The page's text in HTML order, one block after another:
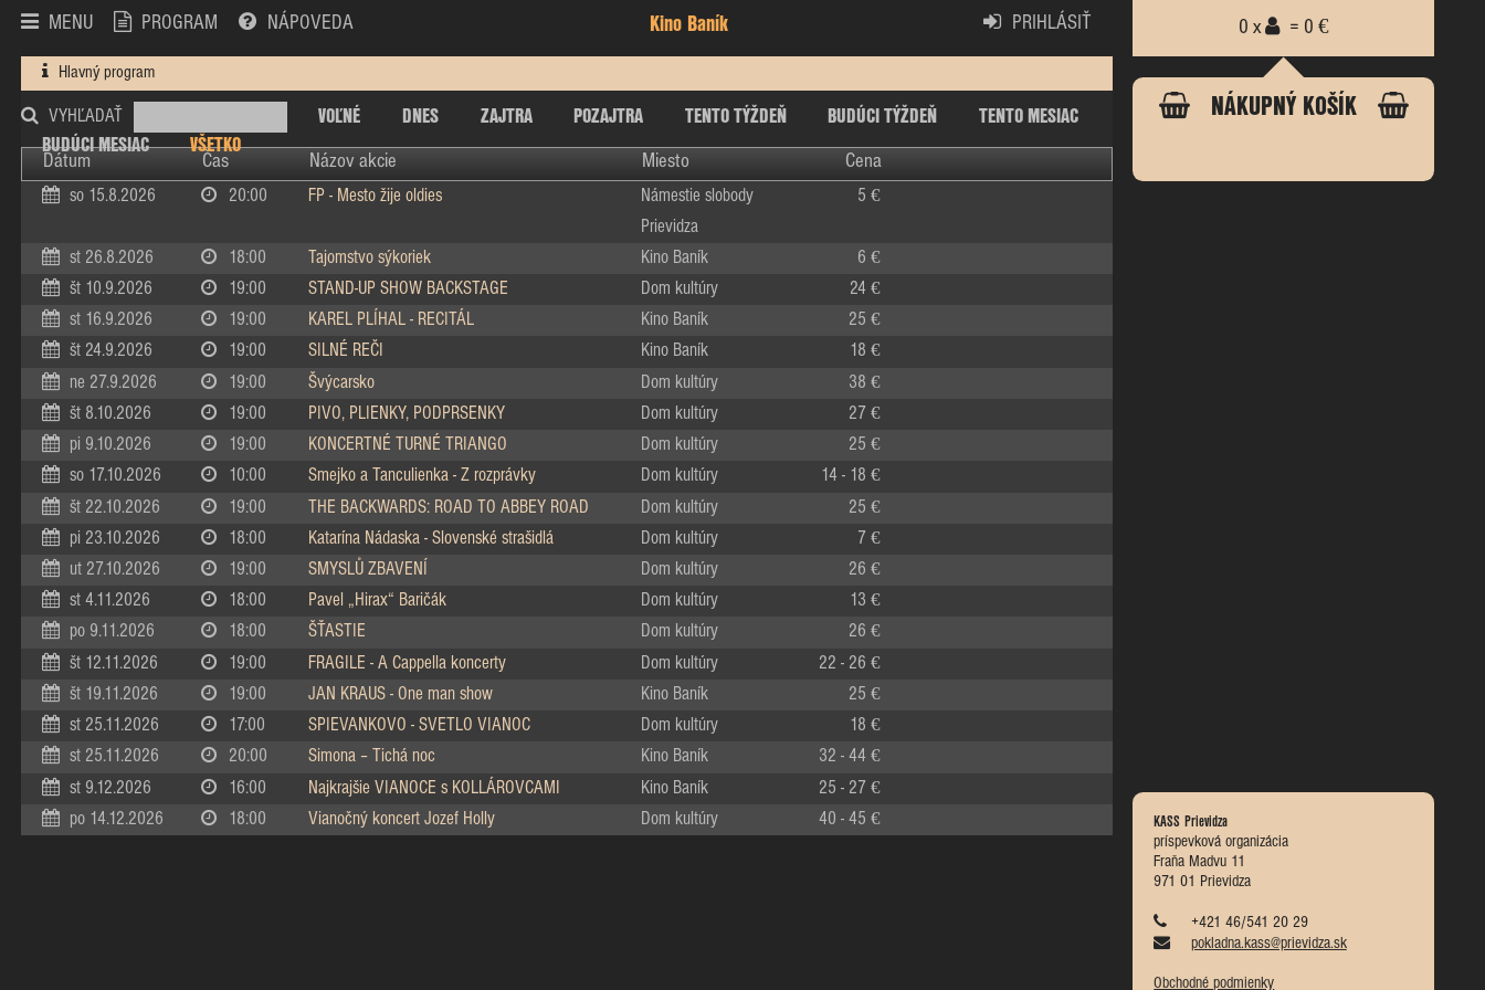
MENU PROGRAM NÁPOVEDA Kino Baník PRIHLÁSIŤ
Hlavný program
VYHĽADAŤ VOĽNÉ DNES ZAJTRA POZAJTRA TENTO TÝŽDEŇ BUDÚCI TÝŽDEŇ
TENTO MESIAC
BUDÚCI MESIAC
VŠETKO
Dátum Čas Názov akcie Miesto Cena
0 x = 0 €
NÁKUPNÝ KOŠÍK
KASS Prievidza
príspevková organizácia
Fraňa Madvu 11
971 01 Prievidza
+421 46/541 20 29
pokladna.kass@prievidza.sk
Obchodné podmienky
so 15.8.2026 20:00 FP - Mesto žije oldies
Námestie slobody
Prievidza
5 €
st 26.8.2026 18:00 Tajomstvo sýkoriek Kino Baník 6 €
št 10.9.2026 19:00 STAND-UP SHOW BACKSTAGE Dom kultúry 24 €
st 16.9.2026 19:00 KAREL PLÍHAL - RECITÁL Kino Baník 25 €
št 24.9.2026 19:00 SILNÉ REČI Kino Baník 18 €
ne 27.9.2026 19:00 Švýcarsko Dom kultúry 38 €
št 8.10.2026 19:00 PIVO, PLIENKY, PODPRSENKY Dom kultúry 27 €
pi 9.10.2026 19:00 KONCERTNÉ TURNÉ TRIANGO Dom kultúry 25 €
so 17.10.2026 10:00 Smejko a Tanculienka - Z rozprávky Dom kultúry 14 - 18 €
št 22.10.2026 19:00 THE BACKWARDS: ROAD TO ABBEY ROAD Dom kultúry 25 €
pi 23.10.2026 18:00 Katarína Nádaska - Slovenské strašidlá Dom kultúry 7 €
ut 27.10.2026 19:00 SMYSLŮ ZBAVENÍ Dom kultúry 26 €
st 4.11.2026 18:00 Pavel „Hirax“ Baričák Dom kultúry 13 €
po 9.11.2026 18:00 ŠŤASTIE Dom kultúry 26 €
št 12.11.2026 19:00 FRAGILE - A Cappella koncerty Dom kultúry 22 - 26 €
št 19.11.2026 19:00 JAN KRAUS - One man show Kino Baník 25 €
st 25.11.2026 17:00 SPIEVANKOVO - SVETLO VIANOC Dom kultúry 18 €
st 25.11.2026 20:00 Simona – Tichá noc Kino Baník 32 - 44 €
st 9.12.2026 16:00 Najkrajšie VIANOCE s KOLLÁROVCAMI Kino Baník 25 - 27 €
po 14.12.2026 18:00 Vianočný koncert Jozef Holly Dom kultúry 40 - 45 €